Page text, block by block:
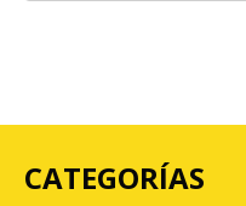
CATEGORÍAS